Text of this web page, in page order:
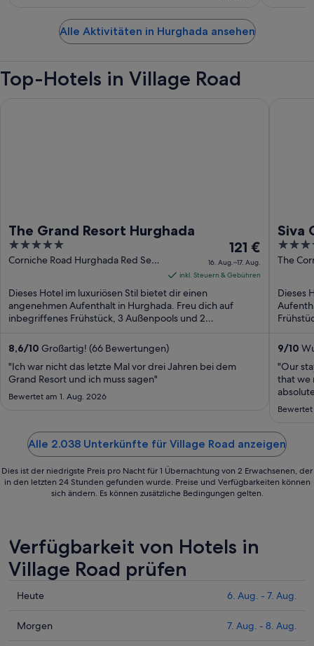
Alle Aktivitäten in Hurghada ansehen
Top-Hotels in Village Road
The Grand Resort Hurghada
5
out
5
Corniche Road Hurghada Red Sea
Der
Preis
beträgt
pro
Aug.
121 €
16. Aug.–17. Aug.
inkl. Steuern & Gebühren
Dieses Hotel im luxuriösen Stil bietet dir einen
angenehmen Aufenthalt in Hurghada. Freu dich auf
inbegriffenes Frühstück, 3 Außenpools und 2
8,6/10 Großartig! (66 Bewertungen)
"Ich war nicht das letzte Mal vor drei Jahren bei dem
Grand Resort und ich muss sagen"
Bewertet am 1. Aug. 2026
Siva
4
out
5
The
Dieses
9/10
"​Our
that we
would
Alle 2.038 Unterkünfte für Village Road anzeigen
Dies ist der niedrigste Preis pro Nacht für 1 Übernachtung von 2 Erwachsenen, der
in den letzten 24 Stunden gefunden wurde. Preise und Verfügbarkeiten können
sich ändern. Es können zusätzliche Bedingungen gelten.
Verfügbarkeit von Hotels in
Village Road prüfen
Prüfe
Preise
Heute 6. Aug. - 7. Aug.
Prüfe
Morgen 7. Aug. - 8. Aug.